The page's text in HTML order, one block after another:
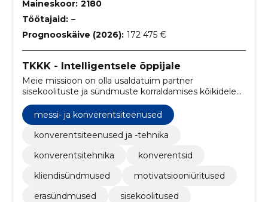
Maineskoor: 2180
Töötajaid: –
Prognooskäive (2026): 172 475 €
TKKK - Intelligentsele õppijale
Meie missioon on olla usaldatuim partner
sisekoolituste ja sündmuste korraldamises kõikidele
Eesti ettevõtetele ja rahvusvahelistele
organisatsioonidele.
messi- ja konverentsiteenused
konverentsiteenused ja -tehnika
konverentsitehnika
konverentsid
kliendisündmused
motivatsiooniüritused
erasündmused
sisekoolitused